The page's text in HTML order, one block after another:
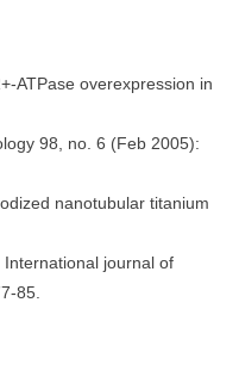
ATPase overexpression in
98, no. 6 (Feb 2005):
nanotubular titanium
journal of
85.